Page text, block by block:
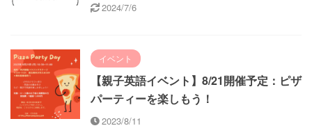
2024/7/6
イベント
【親子英語イベント】8/21開催予定：ピザ
パーティーを楽しもう！
2023/8/11